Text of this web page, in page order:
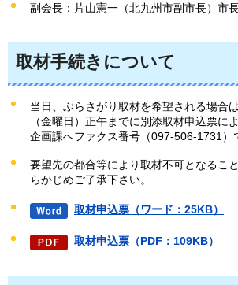
副会長：片山憲一（北九州市副市長）市
取材手続きについて
当日、ぶらさがり取材を希望される場合
（金曜日）正午までに別添取材申込票に
企画課へファクス番号（097-506-1731）
要望先の都合等により取材不可となるこ
らかじめご了承下さい。
取材申込票（ワード：25KB）
取材申込票（PDF：109KB）